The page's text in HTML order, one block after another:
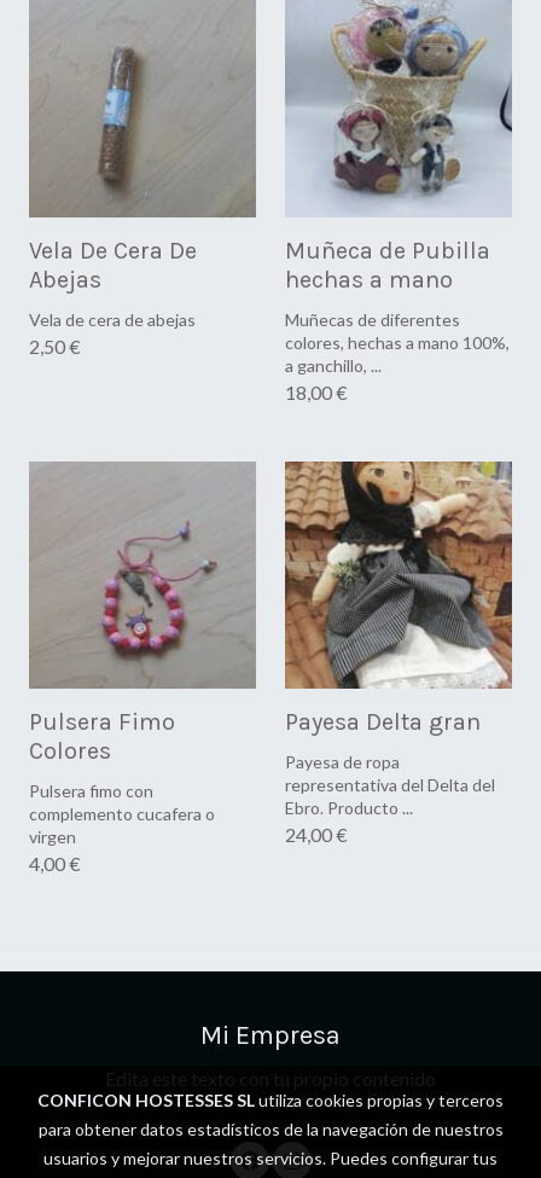
Vela De Cera De
Abejas
Vela de cera de abejas
2,50 €
Muñeca de Pubilla
hechas a mano
Muñecas de diferentes
colores, hechas a mano 100%,
a ganchillo, ...
18,00 €
Pulsera Fimo
Colores
Pulsera fimo con
complemento cucafera o
virgen
4,00 €
Payesa Delta gran
Payesa de ropa
representativa del Delta del
Ebro. Producto ...
24,00 €
Mi Empresa
CONFICON HOSTESSES SLutiliza cookies propias y terceros
para obtener datos estadísticos de la navegación de nuestros
usuarios y mejorar nuestros servicios. Puedes configurar tus